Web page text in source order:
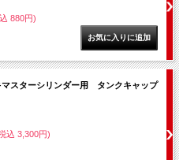
880円)
マスターシリンダー用 タンクキャップ
込 3,300円)